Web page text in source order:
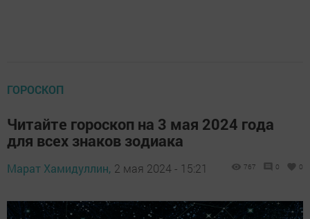
ГОРОСКОП
Читайте гороскоп на 3 мая 2024 года
для всех знаков зодиака
Марат Хамидуллин, 2 мая 2024 - 15:21 767 0 0